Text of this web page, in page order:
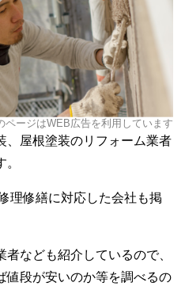
ページはWEB広告を利用しています
、屋根塗装のリフォーム業者
理修繕に対応した会社も掲
なども紹介しているので、
値段が安いのか等を調べるの